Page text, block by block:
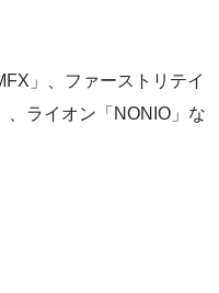
」、ファーストリテイ
、ライオン「NONIO」な